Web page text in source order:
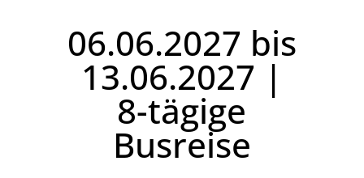
06.06.2027 bis
13.06.2027 |
8-tägige
Busreise